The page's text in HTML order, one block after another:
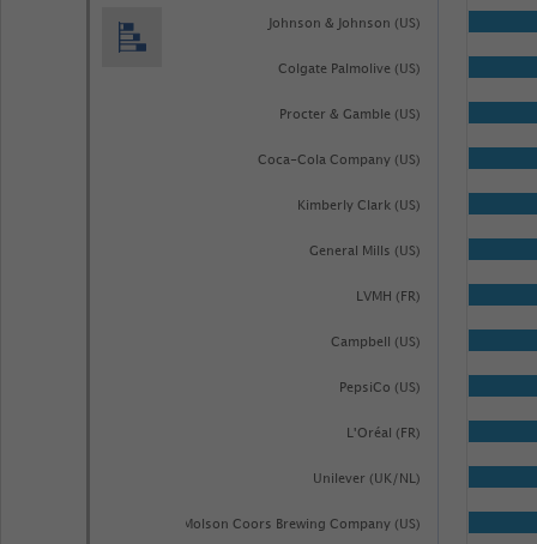
categories.Colgate Palmolive (US)
Coca-Cola Company (US)
General Mills (US)
Campbell (US)
L'Oréal (FR)
Molson Coors Brewing Company (US)
Johnson & Johnson (US)
Procter & Gamble (US)
Kimberly Clark (US)
LVMH (FR)
PepsiCo (US)
Unilever (UK/NL)